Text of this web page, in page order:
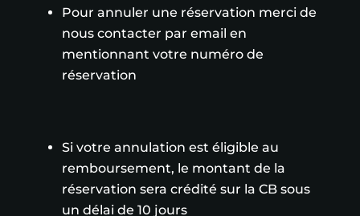
Pour annuler une réservation merci de
nous contacter par email en
mentionnant votre numéro de
réservation
Si votre annulation est éligible au
remboursement, le montant de la
réservation sera crédité sur la CB sous
un délai de 10 jours